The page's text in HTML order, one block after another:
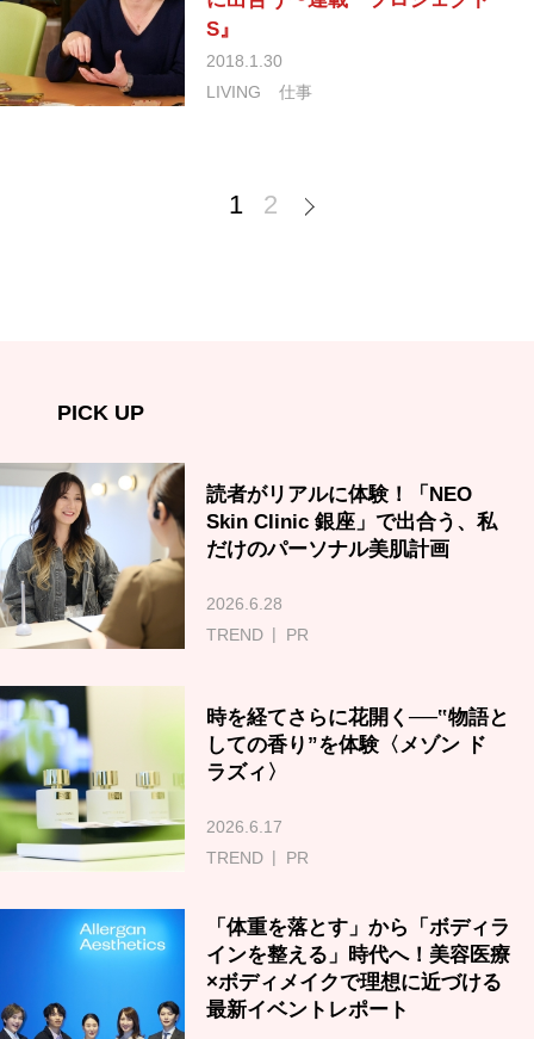
S』
2018.1.30
LIVING
仕事
1 2
PICK UP
読者がリアルに体験！「NEO
Skin Clinic 銀座」で出合う、私
だけのパーソナル美肌計画
2026.6.28
TREND
PR
時を経てさらに花開く──‟物語と
しての香り”を体験〈メゾン ド
ラズィ〉
2026.6.17
TREND
PR
「体重を落とす」から「ボディラ
インを整える」時代へ！美容医療
×ボディメイクで理想に近づける
最新イベントレポート